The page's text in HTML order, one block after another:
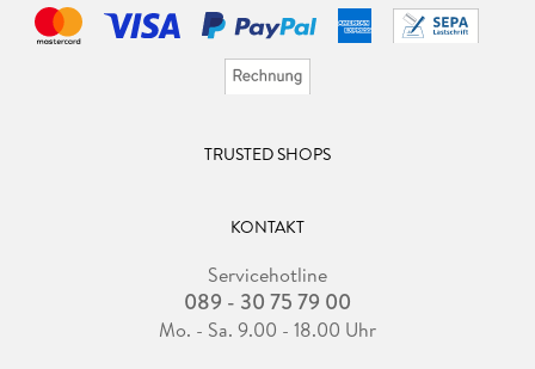
TRUSTED SHOPS
KONTAKT
Servicehotline
089 - 30 75 79 00
Mo. - Sa. 9.00 - 18.00 Uhr